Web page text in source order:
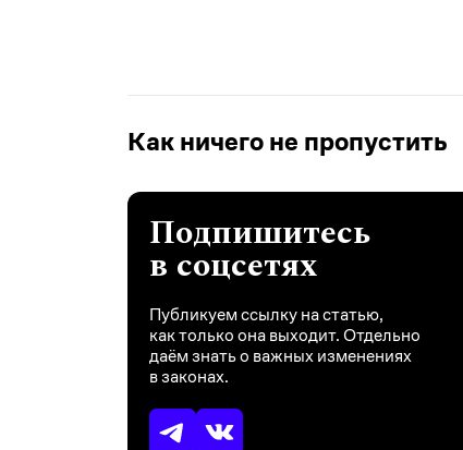
Как ничего не пропустить
Подпишитесь
в соцсетях
Публикуем ссылку на статью,
как только она выходит. Отдельно
даём знать о важных изменениях
в законах.